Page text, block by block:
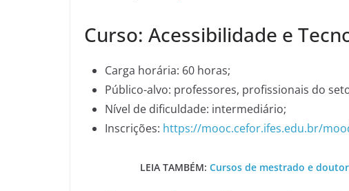
Curso: Acessibilidade e
Carga horária: 60 horas;
Público-alvo: professores, profissionais do
Nível de dificuldade: intermediário;
Inscrições: https://mooc.cefor.ifes.edu.br/
LEIA TAMBÉM: Cursos de mestrado e